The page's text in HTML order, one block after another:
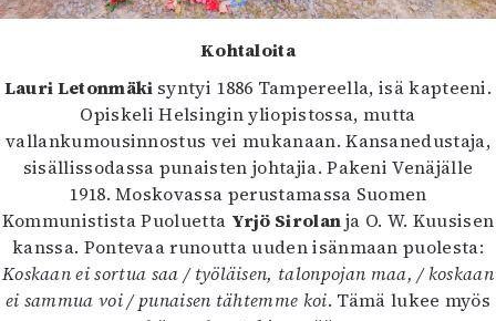
Kohtaloita
Lauri Letonmäki syntyi 1886 Tampereella, isä kapteeni.
Opiskeli Helsingin yliopistossa, mutta
vallankumousinnostus vei mukanaan. Kansanedustaja,
sisällissodassa punaisten johtajia. Pakeni Venäjälle
1918. Moskovassa perustamassa Suomen
Kommunistista Puoluetta Yrjö Sirolanja O. W. Kuusisen
kanssa. Pontevaa runoutta uuden isänmaan puolesta:
Koskaan ei sortua saa / työläisen, talonpojan maa, / koskaan
ei sammua voi / punaisen tähtemme koi. Tämä lukee myös